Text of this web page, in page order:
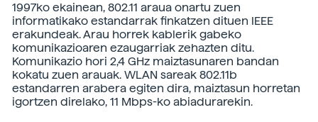
1997ko ekainean, 802.11 araua onartu zuen
informatikako estandarrak finkatzen dituen IEEE
erakundeak. Arau horrek kablerik gabeko
komunikazioaren ezaugarriak zehazten ditu.
Komunikazio hori 2,4 GHz maiztasunaren bandan
kokatu zuen arauak. WLAN sareak 802.11b
estandarren arabera egiten dira, maiztasun horretan
igortzen direlako, 11 Mbps-ko abiadurarekin.